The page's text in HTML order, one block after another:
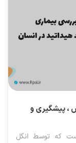
، پیشگیری و
که توسط انگل